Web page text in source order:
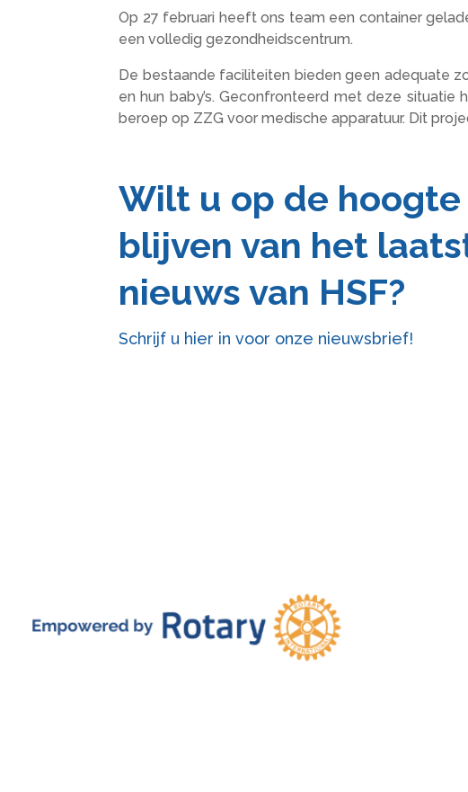
Op 27 februari heeft ons team een container
een volledig gezondheidscentrum.
De bestaande faciliteiten bieden geen adequate
en hun baby’s. Geconfronteerd met deze
beroep op ZZG voor medische apparatuur. Dit
Wilt u op de hoogte
blijven van het
nieuws van HSF?
Schrijf u hier in voor onze nieuwsbrief!